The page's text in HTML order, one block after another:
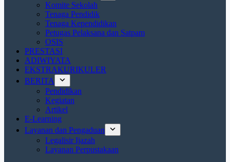
Komite Sekolah
Tenaga Pendidik
Tenaga Kependidikan
Petugas Pelaksana dan Satpam
OSIS
PRESTASI
ADIWIYATA
EKSTRAKURIKULER
BERITA
Pendidikan
Kegiatan
Artikel
E-Learning
Layanan dan Pengaduan
Legalisir Ijazah
Layanan Perpustakaan